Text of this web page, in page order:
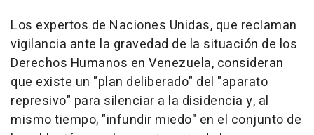
Los expertos de Naciones Unidas, que reclaman
vigilancia ante la gravedad de la situación de los
Derechos Humanos en Venezuela, consideran
que existe un "plan deliberado" del "aparato
represivo" para silenciar a la disidencia y, al
mismo tiempo, "infundir miedo" en el conjunto de